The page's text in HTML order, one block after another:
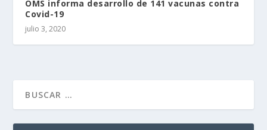
OMS informa desarrollo de 141 vacunas contra
Covid-19
julio 3, 2020